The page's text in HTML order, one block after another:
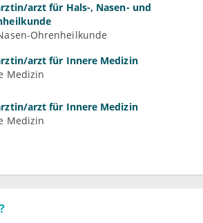
arzt für Hals-, Nasen- und
Ohrenheilkunde
arzt für Innere Medizin
Medizin
arzt für Innere Medizin
Medizin